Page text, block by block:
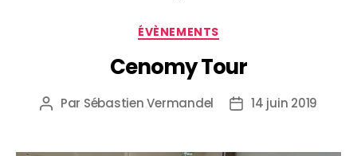
ÉVÈNEMENTS
Cenomy Tour
Par Sébastien Vermandel 14 juin 2019